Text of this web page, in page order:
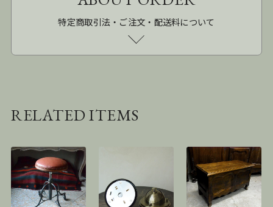
特定商取引法・ご注文・配送料について
RELATED ITEMS